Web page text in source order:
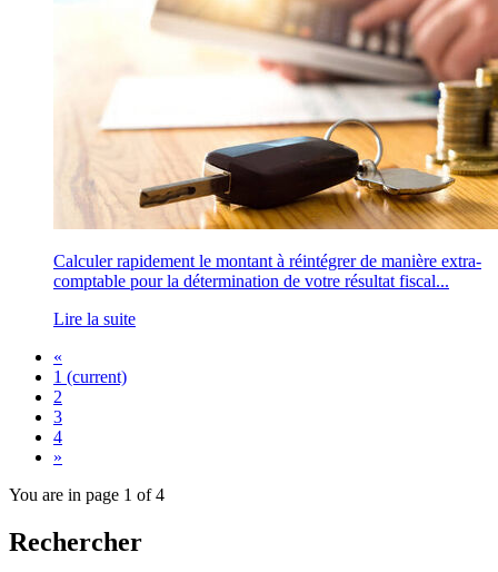
Calculer rapidement le montant à réintégrer de manière extra-
comptable pour la détermination de votre résultat fiscal...
Lire la suite
«
1 (current)
2
3
4
»
You are in page 1 of 4
Rechercher